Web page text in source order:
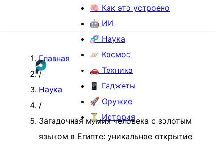
🧠 Как это устроено
🤖 ИИ
🧬 Наука
🪐 Космос
🚗 Техника
📱 Гаджеты
🚀 Оружие
⏳ История
Главная
/
Наука
/
Загадочная мумия человека с золотым
языком в Египте: уникальное открытие